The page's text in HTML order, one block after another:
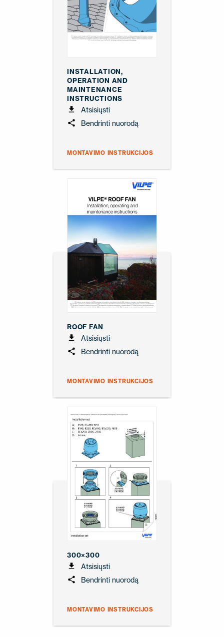
INSTALLATION,
OPERATION AND
MAINTENANCE
INSTRUCTIONS
Atsisiųsti
Bendrinti nuorodą
MONTAVIMO INSTRUKCIJOS
ROOF FAN
Atsisiųsti
Bendrinti nuorodą
MONTAVIMO INSTRUKCIJOS
300×300
Atsisiųsti
Bendrinti nuorodą
MONTAVIMO INSTRUKCIJOS